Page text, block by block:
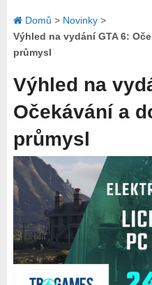
Domů > Novinky>
Výhled na vydání GTA 6:
průmysl
Výhled na
Očekávání a
průmysl